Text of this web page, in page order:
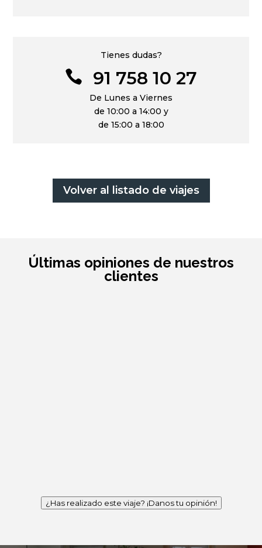
Tienes dudas?
 91 758 10 27
De Lunes a Viernes
de 10:00 a 14:00 y
de 15:00 a 18:00
Volver al listado de viajes
Últimas opiniones de nuestros
clientes
¿Has realizado este viaje? ¡Danos tu opinión!